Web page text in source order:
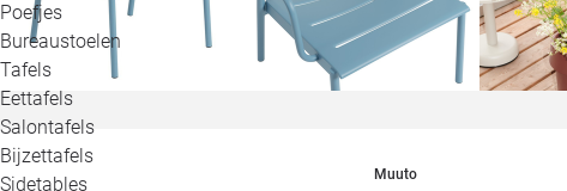
Poefjes
Bureaustoelen
Tafels
Eettafels
Salontafels
Bijzettafels
Sidetables
Muuto